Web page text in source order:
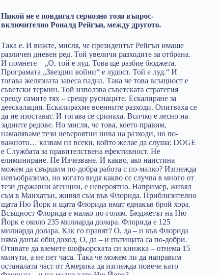
Никой не е повдигал сериозно този въпрос-
включително Роналд Рейгън, между другото.
Така е. И вижте, мисля, че президентът Рейгън имаше
различен дневен ред. Той увеличи разходите за отбрана.
И помнете – „О, той е луд. Това ще разбие бюджета.
Програмата „Звездни войни“ е лудост. Той е луд.“ И
тогава желязната завеса падна. Така че това всъщност е
съветски термин. Той използва съветската стратегия
срещу самите тях – срещу руснаците. Ескалиране за
деескалация. Ескалирахме военните разходи. Опитваха се
да не изостават. И тогава се сринаха. Всичко е лесно на
задните редове. Но мисля, че това, което правим,
намаляваме тези невероятни нива на разходи, но по-
важното… казвам на всеки, който желае да слуша: DOGE
е Службата за правителствена ефективност. Не
елиминиране. Не Изчезване. И какво, ако наистина
можем да свършим по-добра работа с по-малко? Изглежда
невъобразимо, но когато видя какво се случва в много от
тези държавни агенции, е невероятно. Например, живял
съм в Манхатън, живял съм във Флорида. Приблизително
щата Ню Йорк и щата Флорида имат еднакъв брой хора.
Всъщност Флорида е малко по-голям. Бюджетът на Ню
Йорк е около 235 милиарда долара. Флорида е 125
милиарда долара. Как го правят? О, да – и във Флорида
няма данък общ доход. О, да – и пътищата са по-добри.
Отивате да вземете шофьорската си книжка – отнема 15
минути, а не пет часа. Така че можем ли да направим
останалата част от Америка да изглежда повече като